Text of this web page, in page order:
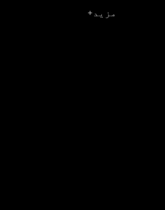
مزید+